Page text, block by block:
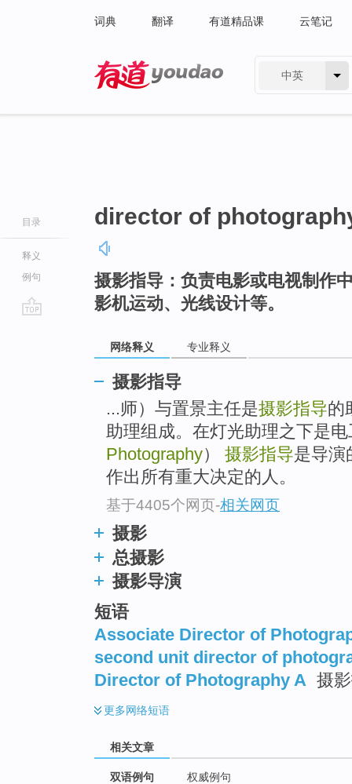
词典 翻译 有道精品课 云笔记
中英
目录
释义
例句
director of
摄影指导：负责电影或电视制作
影机运动、光线设计等。
网络释义 专业释义
摄影指导
...师）与置景主任是摄影指导的
助理组成。在灯光助理之下是
Photography） 摄影指导是导演
作出所有重大决定的人。
基于4405个网页-相关网页
摄影
总摄影
摄影导演
短语
Associate Director of
second unit director of
Director of Photography A 摄
更多网络短语
相关文章
双语例句 权威例句